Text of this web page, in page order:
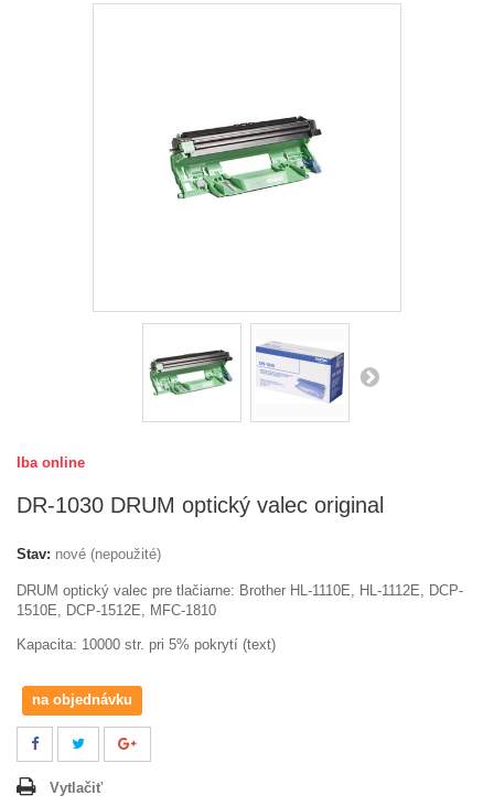
Iba online
DR-1030 DRUM optický valec original
Stav: nové (nepoužité)
DRUM optický valec pre tlačiarne: Brother HL-1110E, HL-1112E, DCP-
1510E, DCP-1512E, MFC-1810
Kapacita: 10000 str. pri 5% pokrytí (text)
na objednávku
Vytlačiť